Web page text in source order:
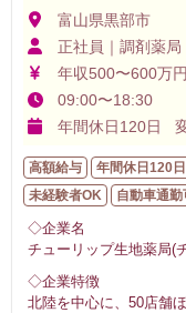
富山県黒部市
正社員｜調剤薬局
年収500〜600万円
09:00〜18:30
年間休日120日
高額給与 年間休日120
未経験者OK
自動車通勤
◇企業名
チューリップ生地薬局(
◇企業特徴
北陸を中心に、50店舗